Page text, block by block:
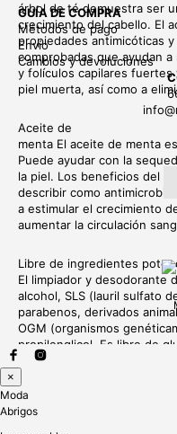
árbol de té demuestra ser
crecimiento del cabello. El
propiedades antimicóticas
comprobadas que ayudan
y folículos capilares fuertes
piel muerta, así como a
Aceite de
menta El aceite de menta
Puede ayudar con la
la piel. Los beneficios del
describir como
a estimular el crecimiento
aumentar la circulación
Libre de ingredientes
El limpiador y desodorante
alcohol, SLS (lauril sulfato
parabenos, derivados
OGM (organismos
propilenglicol. Es libre de
equilibrado.
Ingredientes
Agua, micropartículas de
GUÍA DE COMPRA
Métodos de pago
Envío
Cambios y devoluciones
×
Moda
Abrigos